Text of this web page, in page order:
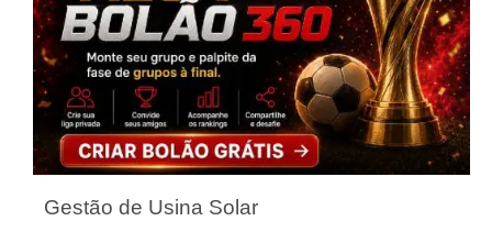
Gestão de Usina Solar